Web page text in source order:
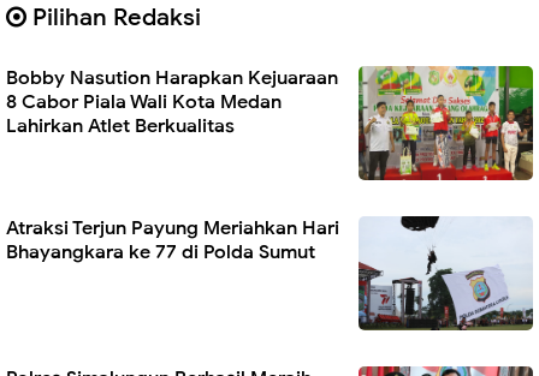
Pilihan Redaksi
Bobby Nasution Harapkan Kejuaraan
8 Cabor Piala Wali Kota Medan
Lahirkan Atlet Berkualitas
Atraksi Terjun Payung Meriahkan Hari
Bhayangkara ke 77 di Polda Sumut